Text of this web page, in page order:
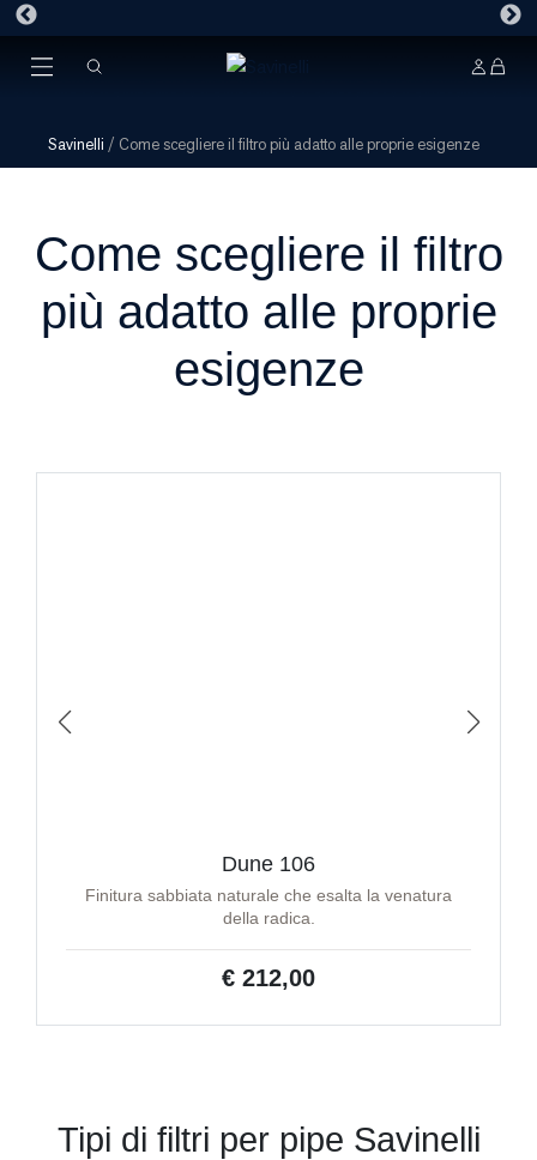
Savinelli / Come scegliere il filtro più adatto alle proprie esigenze
Come scegliere il filtro
più adatto alle proprie
esigenze
Dune 106
Finitura sabbiata naturale che esalta la venatura
della radica.
€ 212,00
Tipi di filtri per pipe Savinelli